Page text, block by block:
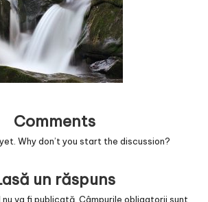
Comments
Why don’t you start the discussion?
un răspuns
va fi publicată. Câmpurile obligatorii sunt